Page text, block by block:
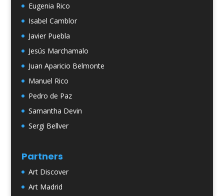
Eugenia Rico
Isabel Camblor
Javier Puebla
Jesús Marchamalo
Juan Aparicio Belmonte
Manuel Rico
Pedro de Paz
Samantha Devin
Sergi Bellver
Partners
Art Discover
Art Madrid